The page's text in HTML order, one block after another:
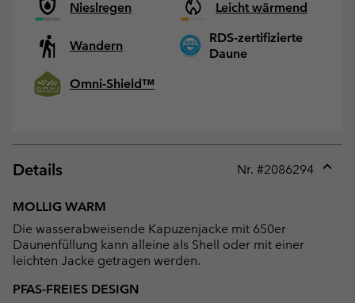
Nieslregen Leicht wärmend
Wandern
RDS-zertifizierte
Daune
Omni-Shield™
Details Nr. #2086294
MOLLIG WARM
Die wasserabweisende Kapuzenjacke mit 650er
Daunenfüllung kann alleine als Shell oder mit einer
leichten Jacke getragen werden.
PFAS-FREIES DESIGN